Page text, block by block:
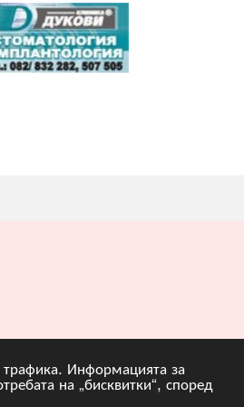
трафика. Информацията за
на „бисквитки“, според
:Гейт.БГ